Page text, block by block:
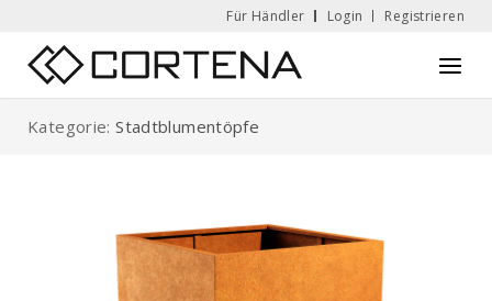
content
Für Händler Login Registrieren
Home Menu
Kategorie:Stadtblumentöpfe